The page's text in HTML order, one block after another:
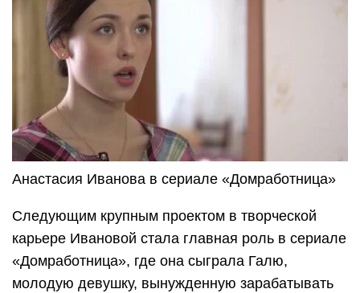
Анастасия Иванова в сериале «Домработница»
Следующим крупным проектом в творческой
карьере Ивановой стала главная роль в сериале
«Домработница», где она сыграла Галю,
молодую девушку, вынужденную зарабатывать